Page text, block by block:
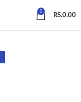
0
RS.0.00